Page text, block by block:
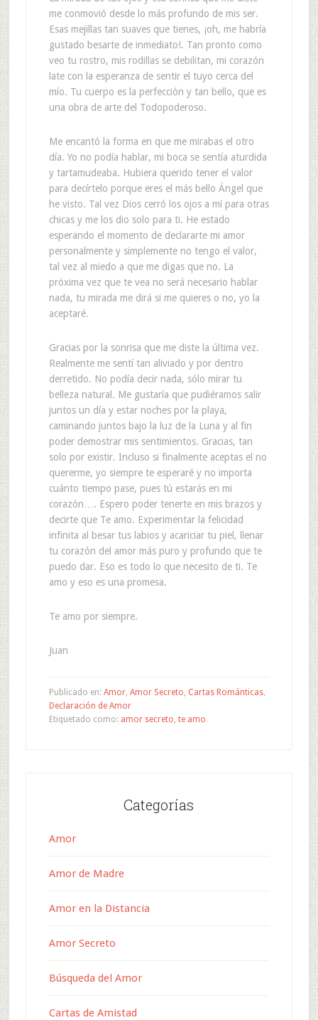
me conmovió desde lo más profundo de mis ser.
Esas mejillas tan suaves que tienes, ¡oh, me habría
gustado besarte de inmediato!. Tan pronto como
veo tu rostro, mis rodillas se debilitan, mi corazón
late con la esperanza de sentir el tuyo cerca del
mío. Tu cuerpo es la perfección y tan bello, que es
una obra de arte del Todopoderoso.
Me encantó la forma en que me mirabas el otro
día. Yo no podía hablar, mi boca se sentía aturdida
y tartamudeaba. Hubiera querido tener el valor
para decírtelo porque eres el más bello Ángel que
he visto. Tal vez Dios cerró los ojos a mí para otras
chicas y me los dio solo para ti. He estado
esperando el momento de declararte mi amor
personalmente y simplemente no tengo el valor,
tal vez al miedo a que me digas que no. La
próxima vez que te vea no será necesario hablar
nada, tu mirada me dirá si me quieres o no, yo la
aceptaré.
Gracias por la sonrisa que me diste la última vez.
Realmente me sentí tan aliviado y por dentro
derretido. No podía decir nada, sólo mirar tu
belleza natural. Me gustaría que pudiéramos salir
juntos un día y estar noches por la playa,
caminando juntos bajo la luz de la Luna y al fin
poder demostrar mis sentimientos. Gracias, tan
solo por existir. Incluso si finalmente aceptas el no
quererme, yo siempre te esperaré y no importa
cuánto tiempo pase, pues tú estarás en mi
corazón…. Espero poder tenerte en mis brazos y
decirte que Te amo. Experimentar la felicidad
infinita al besar tus labios y acariciar tu piel, llenar
tu corazón del amor más puro y profundo que te
puedo dar. Eso es todo lo que necesito de ti. Te
amo y eso es una promesa.
Te amo por siempre.
Juan
Publicado en: Amor, Amor Secreto, Cartas Románticas,
Declaración de Amor
Etiquetado como: amor secreto, te amo
Categorías
Amor
Amor de Madre
Amor en la Distancia
Amor Secreto
Búsqueda del Amor
Cartas de Amistad